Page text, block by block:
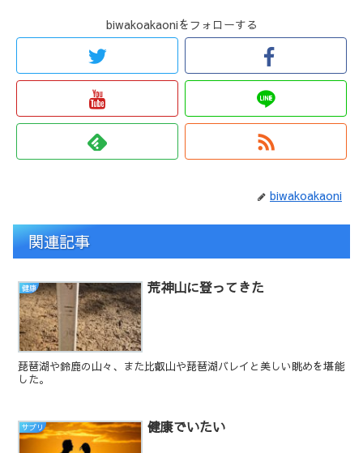
biwakoakaoniをフォローする
biwakoakaoni
関連記事
健康 荒神山に登ってきた
琵琶湖や鈴鹿の山々、また比叡山や琵琶湖バレイと美しい眺めを堪能
した。
サプリ 健康でいたい